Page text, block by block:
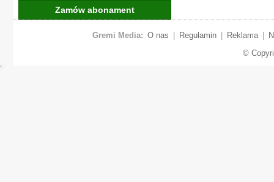
Zamów abonament
Gremi Media: O nas Regulamin Reklama
©